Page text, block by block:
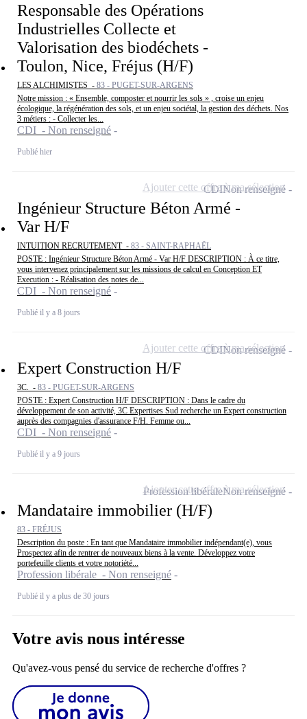
Responsable des Opérations
Industrielles Collecte et
Valorisation des biodéchets -
Toulon, Nice, Fréjus (H/F)
LES ALCHIMISTES - 83 - PUGET-SUR-ARGENS
Notre mission : « Ensemble, composter et nourrir les sols » , croise un enjeu
écologique, la régénération des sols, et un enjeu sociétal, la gestion des déchets. Nos
3 métiers : - Collecter les...
CDI - Non renseigné
Publié hier
Ingénieur Structure Béton Armé -
Var H/F
INTUITION RECRUTEMENT - 83 - SAINT-RAPHAËL
POSTE : Ingénieur Structure Béton Armé - Var H/F DESCRIPTION : À ce titre,
vous intervenez principalement sur les missions de calcul en Conception ET
Execution : - Réalisation des notes de...
CDI - Non renseigné
Publié il y a 8 jours
CDINon renseigné
Ajouter cette offre à ma sélection
Expert Construction H/F
3C. - 83 - PUGET-SUR-ARGENS
POSTE : Expert Construction H/F DESCRIPTION : Dans le cadre du
développement de son activité, 3C Expertises Sud recherche un Expert construction
auprès des compagnies d'assurance F/H. Femme ou...
CDI - Non renseigné
Publié il y a 9 jours
CDINon renseigné
Ajouter cette offre à ma sélection
Mandataire immobilier (H/F)
83 - FRÉJUS
Description du poste : En tant que Mandataire immobilier indépendant(e), vous
Prospectez afin de rentrer de nouveaux biens à la vente. Développez votre
portefeuille clients et votre notoriété...
Profession libérale - Non renseigné
Publié il y a plus de 30 jours
Profession libéraleNon renseigné
Ajouter cette offre à ma sélection
Votre avis nous intéresse
Qu'avez-vous pensé du service de recherche d'offres ?